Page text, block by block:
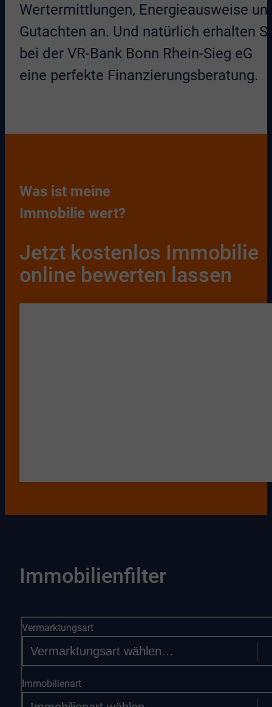
Wertermittlungen, Energieausweise
Gutachten an. Und natürlich erhalten
bei der VR-Bank Bonn Rhein-Sieg eG
eine perfekte Finanzierungsberatung.
Was ist meine
Immobilie wert?
Jetzt kostenlos Immobilie
online bewerten lassen
Immobilienfilter
Vermarktungsart
Immobilienart